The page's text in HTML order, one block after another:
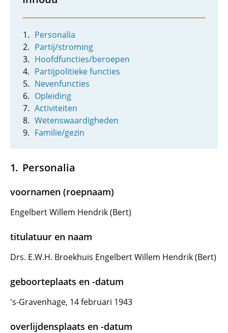
Personalia
Partij/stroming
Hoofdfuncties/beroepen
Partijpolitieke functies
Nevenfuncties
Opleiding
Activiteiten
Wetenswaardigheden
Familie/gezin
Personalia
voornamen (roepnaam)
Engelbert Willem Hendrik (Bert)
titulatuur en naam
Drs. E.W.H. Broekhuis Engelbert Willem Hendrik (Bert)
geboorteplaats en -datum
's-Gravenhage, 14 februari 1943
overlijdensplaats en -datum